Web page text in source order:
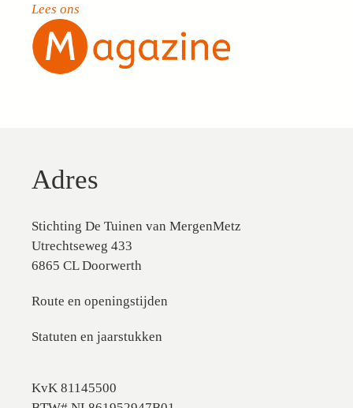
Lees ons
Adres
Stichting De Tuinen van MergenMetz
Utrechtseweg 433
6865 CL Doorwerth
Route en openingstijden
Statuten en jaarstukken
KvK 81145500